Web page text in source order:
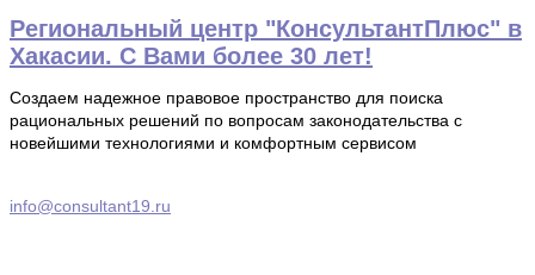
Перейти
к
содержимому
Региональный центр "КонсультантПлюс" в
Хакасии. С Вами более 30 лет!
Создаем надежное правовое пространство для поиска
рациональных решений по вопросам законодательства с
новейшими технологиями и комфортным сервисом
info@consultant19.ru